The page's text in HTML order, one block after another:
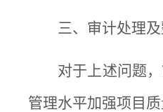
三、审计处理
对于上述问题
管理水平加强项目